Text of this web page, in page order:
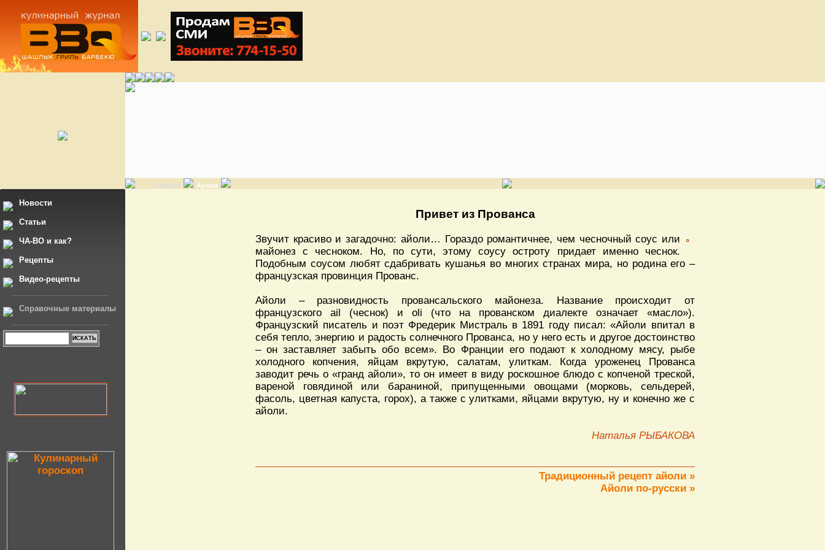
Главная Архив
Новости
Статьи
ЧА-ВО и как?
Рецепты
Видео-рецепты
Справочные материалы
Привет из Прованса
Звучит красиво и загадочно: айоли… Гораздо романтичнее, чем чесночный соус или
майонез с чесноком. Но, по сути, этому соусу остроту придает именно чеснок.
Подобным соусом любят сдабривать кушанья во многих странах мира, но родина его –
французская провинция Прованс.
Айоли – разновидность провансальского майонеза. Название происходит от
французского ail (чеснок) и oli (что на прованском диалекте означает «масло»).
Французский писатель и поэт Фредерик Мистраль в 1891 году писал: «Айоли впитал в
себя тепло, энергию и радость солнечного Прованса, но у него есть и другое достоинство
– он заставляет забыть обо всем». Во Франции его подают к холодному мясу, рыбе
холодного копчения, яйцам вкрутую, салатам, улиткам. Когда уроженец Прованса
заводит речь о «гранд айоли», то он имеет в виду роскошное блюдо с копченой треской,
вареной говядиной или бараниной, припущенными овощами (морковь, сельдерей,
фасоль, цветная капуста, горох), а также с улитками, яйцами вкрутую, ну и конечно же с
айоли.
Наталья РЫБАКОВА
Традиционный рецепт айоли »
Айоли по-русски »